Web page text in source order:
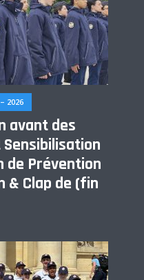
2026
avant des
de Prévention
& Clap de (fin